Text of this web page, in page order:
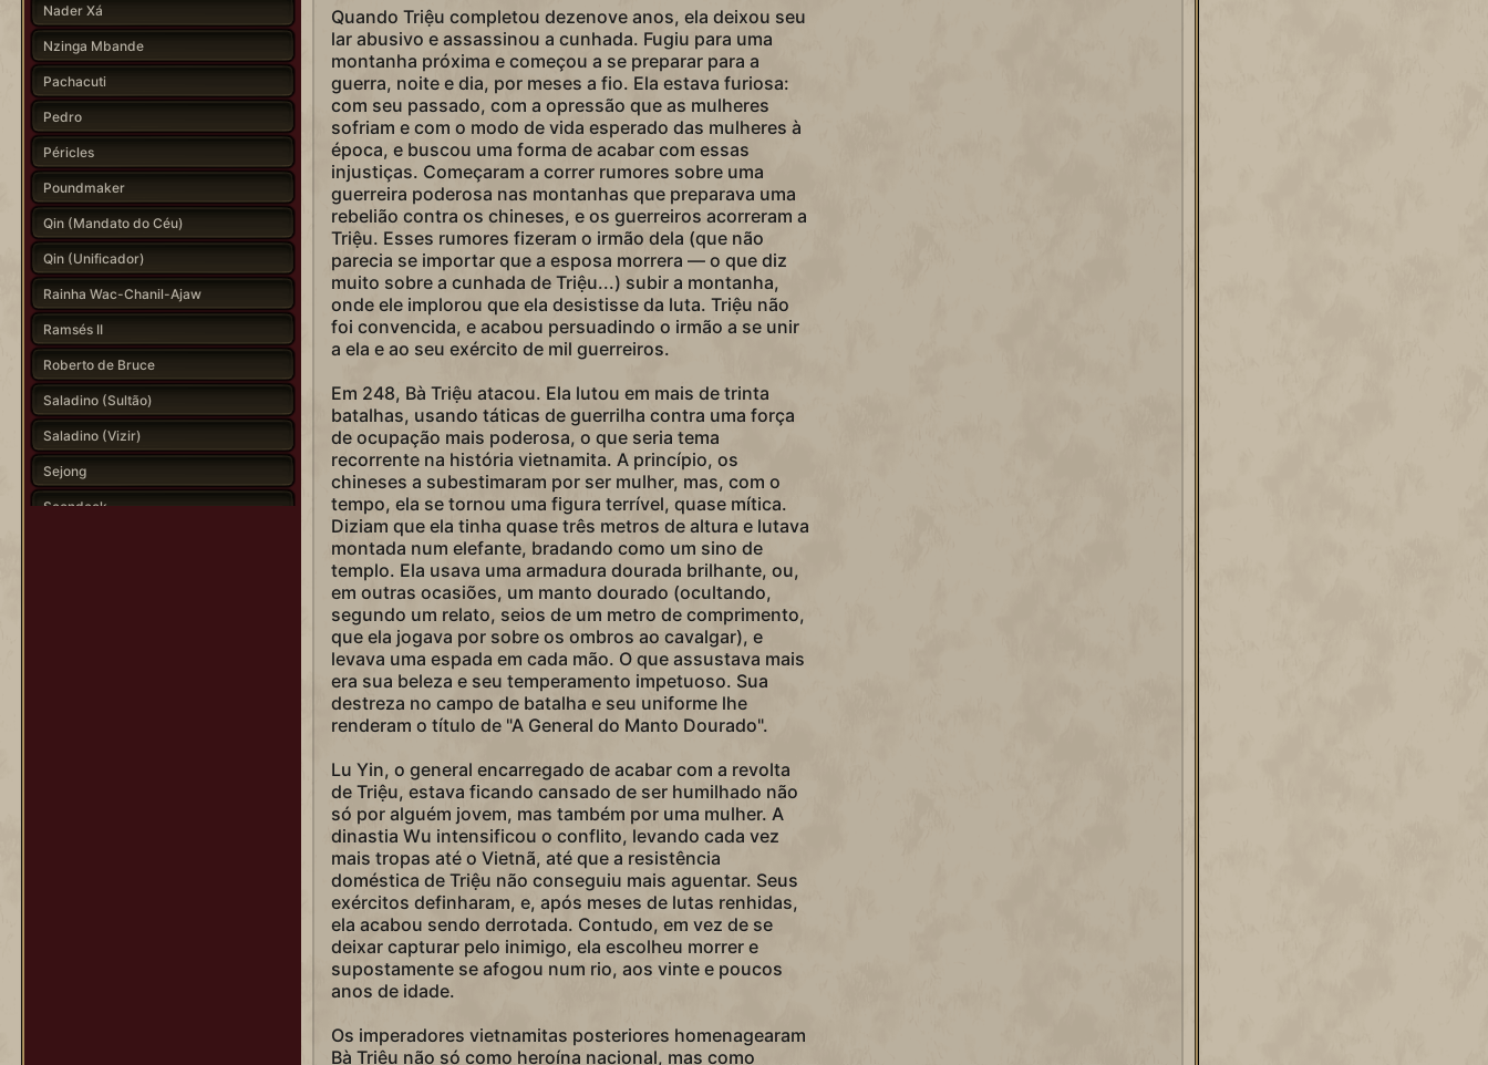
Nader Xá
Nzinga Mbande
Pachacuti
Pedro
Péricles
Poundmaker
Qin (Mandato do Céu)
Qin (Unificador)
Rainha Wac-Chanil-Ajaw
Ramsés II
Roberto de Bruce
Saladino (Sultão)
Saladino (Vizir)
Sejong
Seondeok
Quando Triệu completou dezenove anos, ela deixou seu
lar abusivo e assassinou a cunhada. Fugiu para uma
montanha próxima e começou a se preparar para a
guerra, noite e dia, por meses a fio. Ela estava furiosa:
com seu passado, com a opressão que as mulheres
sofriam e com o modo de vida esperado das mulheres à
época, e buscou uma forma de acabar com essas
injustiças. Começaram a correr rumores sobre uma
guerreira poderosa nas montanhas que preparava uma
rebelião contra os chineses, e os guerreiros acorreram a
Triệu. Esses rumores fizeram o irmão dela (que não
parecia se importar que a esposa morrera — o que diz
muito sobre a cunhada de Triệu...) subir a montanha,
onde ele implorou que ela desistisse da luta. Triệu não
foi convencida, e acabou persuadindo o irmão a se unir
a ela e ao seu exército de mil guerreiros.
Em 248, Bà Triệu atacou. Ela lutou em mais de trinta
batalhas, usando táticas de guerrilha contra uma força
de ocupação mais poderosa, o que seria tema
recorrente na história vietnamita. A princípio, os
chineses a subestimaram por ser mulher, mas, com o
tempo, ela se tornou uma figura terrível, quase mítica.
Diziam que ela tinha quase três metros de altura e lutava
montada num elefante, bradando como um sino de
templo. Ela usava uma armadura dourada brilhante, ou,
em outras ocasiões, um manto dourado (ocultando,
segundo um relato, seios de um metro de comprimento,
que ela jogava por sobre os ombros ao cavalgar), e
levava uma espada em cada mão. O que assustava mais
era sua beleza e seu temperamento impetuoso. Sua
destreza no campo de batalha e seu uniforme lhe
renderam o título de "A General do Manto Dourado".
Lu Yin, o general encarregado de acabar com a revolta
de Triệu, estava ficando cansado de ser humilhado não
só por alguém jovem, mas também por uma mulher. A
dinastia Wu intensificou o conflito, levando cada vez
mais tropas até o Vietnã, até que a resistência
doméstica de Triệu não conseguiu mais aguentar. Seus
exércitos definharam, e, após meses de lutas renhidas,
ela acabou sendo derrotada. Contudo, em vez de se
deixar capturar pelo inimigo, ela escolheu morrer e
supostamente se afogou num rio, aos vinte e poucos
anos de idade.
Os imperadores vietnamitas posteriores homenagearam
Bà Triệu não só como heroína nacional, mas como